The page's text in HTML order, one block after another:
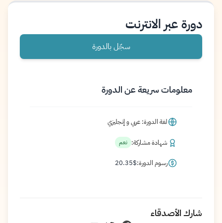
دورة عبر الانترنت
سجّل بالدورة
معلومات سريعة عن الدورة
لغة الدورة: عربي و إنجليزي
شهادة مشاركة: نعم
رسوم الدورة: 20.35$
شارك الأصدقاء